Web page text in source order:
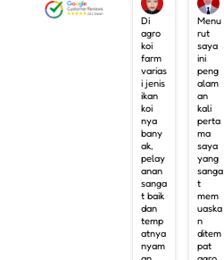
Di
agro
koi
farm
varias
i jenis
ikan
koi
nya
bany
ak,
pelay
anan
sanga
t baik
dan
temp
atnya
nyam
Menu
rut
saya
ini
peng
alam
an
kali
perta
ma
saya
yang
sanga
t
mem
uaska
n
ditem
pat